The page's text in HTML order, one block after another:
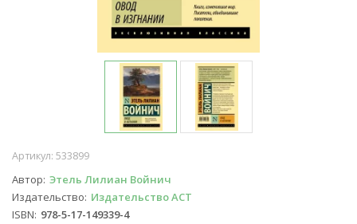
Артикул: 533899
Автор Этель Лилиан Войнич
Издательство Издательство АСТ
ISBN 978-5-17-149339-4